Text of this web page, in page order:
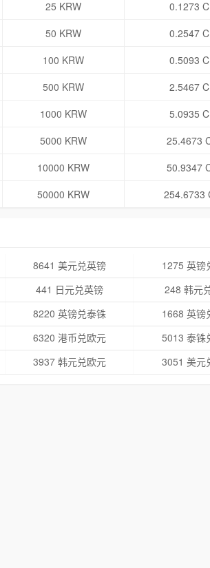
25 KRW
0.1273
50 KRW
0.2547
100 KRW
0.5093
500 KRW
2.5467
1000 KRW
5.0935
5000 KRW
25.4673
10000 KRW
50.9347
50000 KRW 254.6733
8641 美元兑英镑
1275 英镑
441 日元兑英镑
248 韩元
8220 英镑兑泰铢
1668 英镑
6320 港币兑欧元
5013 泰铢
3937 韩元兑欧元 3051 美元